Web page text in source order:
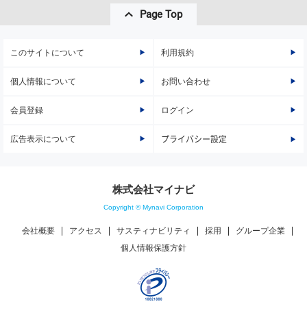
Page Top
このサイトについて 利用規約
個人情報について お問い合わせ
会員登録 ログイン
広告表示について プライバシー設定
株式会社マイナビ
Copyright © Mynavi Corporation
会社概要 アクセス サスティナビリティ 採用
グループ企業
個人情報保護方針